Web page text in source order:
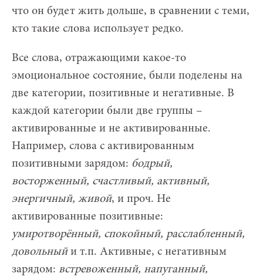
что он будет жить дольше, в сравнении с теми,
кто такие слова использует редко.
Все слова, отражающими какое-то
эмоциональное состояние, были поделены на
две категории, позитивные и негативные. В
каждой категории были две группы –
активированные и не активированные.
Например, слова с активированным
позитивными зарядом: бодрый,
восторженный, счастливый, активный,
энергичный, живой, и проч. Не
активированные позитивные:
умиротворённый, спокойный, расслабленный,
довольныйи т.п. Активные, с негативным
зарядом: встревоженный, напуганный,